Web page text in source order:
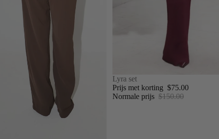
UITVERKOOP
Lyra set
Prijs met korting $75.00
Normale prijs $150.00